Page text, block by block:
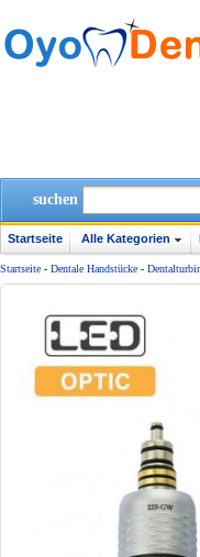
suchen
Startseite Alle Kategorien
Startseite - Dentale Handstücke -